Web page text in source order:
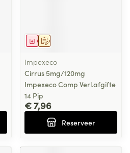
Op voorschrift
Geneesmiddel
Impexeco
Cirrus 5mg/120mg
Impexeco Comp Verl.afgifte
14 Pip
€ 7,96
Reserveer